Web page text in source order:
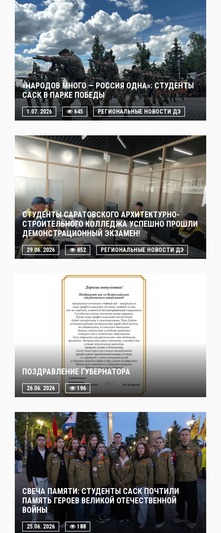
«НАРОДОВ МНОГО — РОССИЯ ОДНА»: СТУДЕНТЫ
САСК В ПАРКЕ ПОБЕДЫ
1.07. 2026 645 РЕГИОНАЛЬНЫЕ НОВОСТИ ДЭ
СТУДЕНТЫ САРАТОВСКОГО АРХИТЕКТУРНО-
СТРОИТЕЛЬНОГО КОЛЛЕДЖА УСПЕШНО ПРОШЛИ
ДЕМОНСТРАЦИОННЫЙ ЭКЗАМЕН!
29.06. 2026 852 РЕГИОНАЛЬНЫЕ НОВОСТИ ДЭ
ПОЗДРАВЛЕНИЕ ГУБЕРНАТОРА
26.06. 2026 196
СВЕЧА ПАМЯТИ: СТУДЕНТЫ САСК ПОЧТИЛИ
ПАМЯТЬ ГЕРОЕВ ВЕЛИКОЙ ОТЕЧЕСТВЕННОЙ
ВОЙНЫ
25.06. 2026 188